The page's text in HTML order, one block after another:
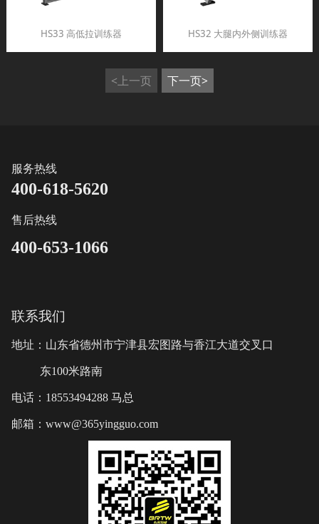
HS33 高低拉训练器 HS32 大腿内外侧训练器
<上一页 下一页>
服务热线
400-618-5620
售后热线
400-653-1066
联系我们
地址：山东省德州市宁津县宏图路与香江大道交叉口
东100米路南
电话：18553494288 马总
邮箱：www@365yingguo.com